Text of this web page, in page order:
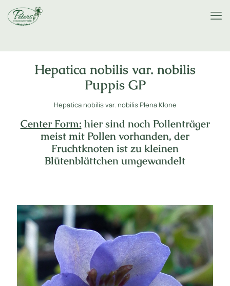
Hepatica nobilis var. nobilis
Puppis GP
Hepatica nobilis var. nobilis Plena Klone
Center Form: hier sind noch Pollenträger
meist mit Pollen vorhanden, der
Fruchtknoten ist zu kleinen
Blütenblättchen umgewandelt